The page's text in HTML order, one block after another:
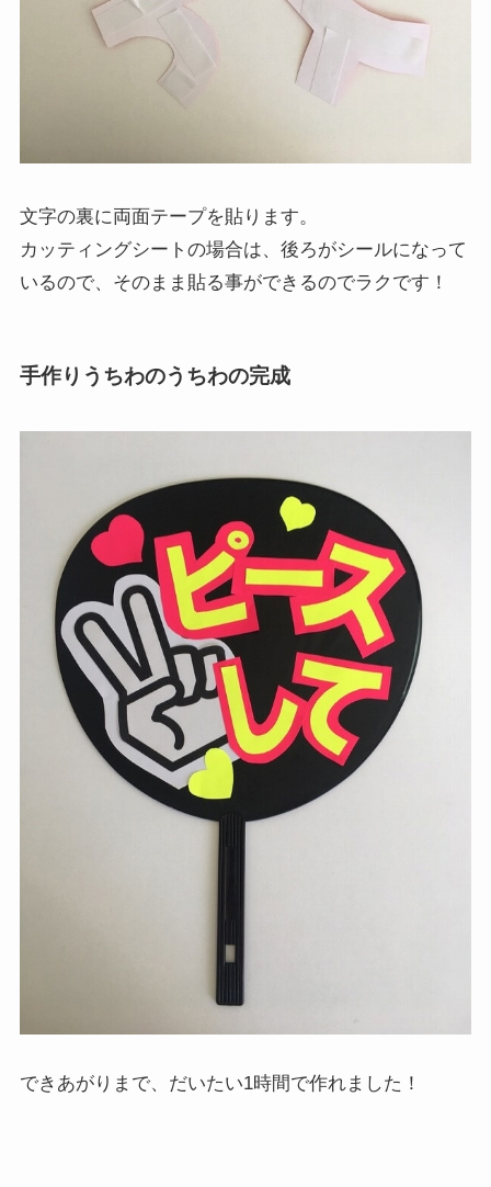
文字の裏に両面テープを貼ります。
カッティングシートの場合は、後ろがシールになって
いるので、そのまま貼る事ができるのでラクです！
手作りうちわのうちわの完成
できあがりまで、だいたい1時間で作れました！